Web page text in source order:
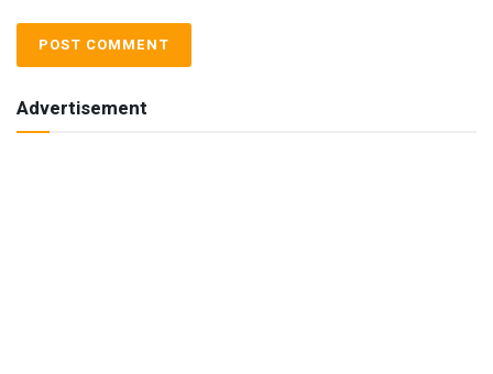
Advertisement